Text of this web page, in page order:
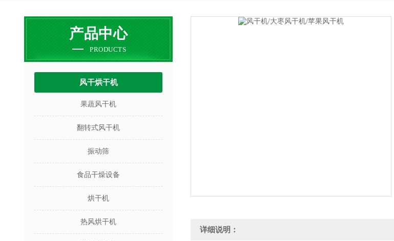
产品中心
PRODUCTS
风干烘干机
果蔬风干机
翻转式风干机
振动筛
食品干燥设备
烘干机
热风烘干机
详细说明：